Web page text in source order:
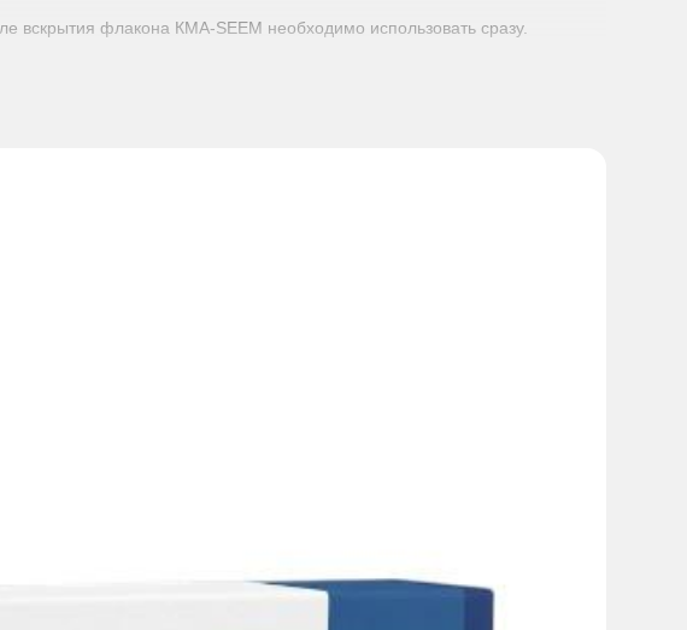
вскрытия флакона КМА-SEEM необходимо использовать сразу.